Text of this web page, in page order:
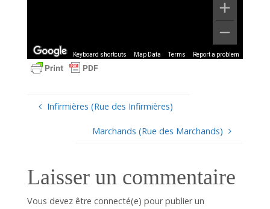
Keyboard shortcuts Map Data Terms Report a problem
Infirmières (Rue des Infirmières)
Marchands (Rue des Marchands)
Laisser un commentaire
Vous devez être connecté(e) pour publier un